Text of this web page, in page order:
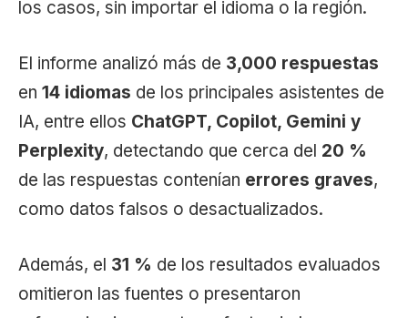
los casos, sin importar el idioma o la región.
El informe analizó más de 3,000 respuestas
en 14 idiomas de los principales asistentes de
IA, entre ellos ChatGPT, Copilot, Gemini y
Perplexity, detectando que cerca del 20 %
de las respuestas contenían errores graves,
como datos falsos o desactualizados.
Además, el 31 % de los resultados evaluados
omitieron las fuentes o presentaron